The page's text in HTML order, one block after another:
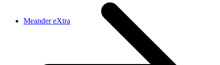
Meander eXtra